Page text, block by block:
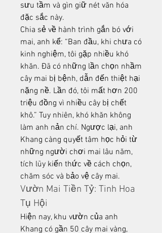
sưu tầm và gìn giữ nét văn hóa
đặc sắc này.
Chia sẻ về hành trình gắn bó với
mai, anh kể: “Ban đầu, khi chưa có
kinh nghiệm, tôi gặp nhiều khó
khăn. Đã có những lần chọn nhầm
cây mai bị bệnh, dẫn đến thiệt hại
nặng nề. Lần đó, tôi mất hơn 200
triệu đồng vì nhiều cây bị chết
khô.” Tuy nhiên, khó khăn không
làm anh nản chí. Ngược lại, anh
Khang càng quyết tâm học hỏi từ
những người chơi mai lâu năm,
tích lũy kiến thức về cách chọn,
chăm sóc và bảo vệ cây mai.
Vườn Mai Tiền Tỷ: Tinh Hoa
Tụ Hội
Hiện nay, khu vườn của anh
Khang có gần 50 cây mai vàng,